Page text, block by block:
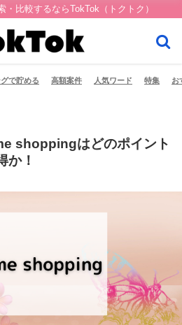
・比較するならTokTok（トクトク）
で貯める 高額案件 人気ワード 特集 お
shoppingはどのポイント
か！